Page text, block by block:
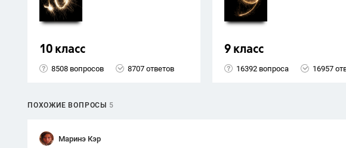
10 класс
8508 вопросов 8707 ответов
9 класс
16392 вопроса 16957
ПОХОЖИЕ ВОПРОСЫ 5
Маринэ Кэр